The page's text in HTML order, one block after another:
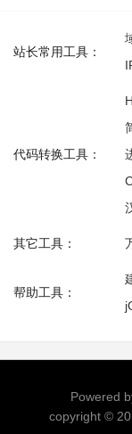
站长常用工具：
代码转换工具：
其它工具：
帮助工具：
Powered
copyright ©